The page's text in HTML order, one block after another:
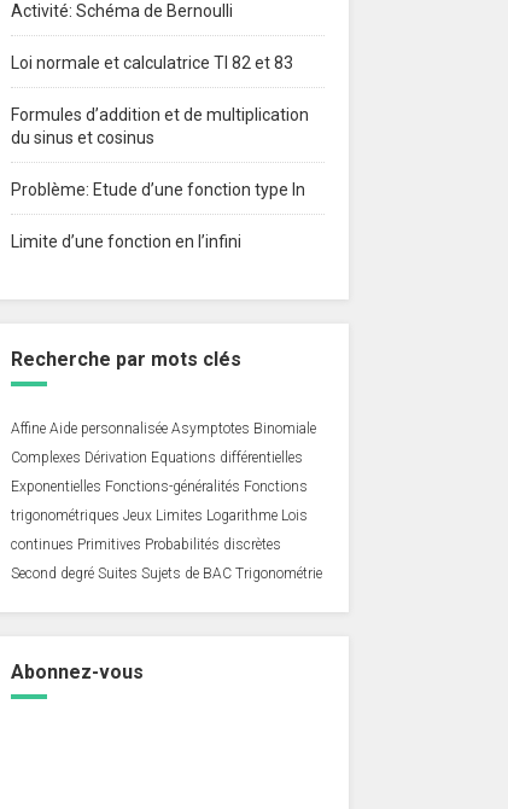
Activité: Schéma de Bernoulli
Loi normale et calculatrice TI 82 et 83
Formules d’addition et de multiplication
du sinus et cosinus
Problème: Etude d’une fonction type ln
Limite d’une fonction en l’infini
Recherche par mots clés
Affine Aide personnalisée Asymptotes Binomiale
Complexes Dérivation Equations différentielles
Exponentielles Fonctions-généralités Fonctions
trigonométriques Jeux Limites Logarithme Lois
continues Primitives Probabilités discrètes
Second degré Suites Sujets de BAC Trigonométrie
Abonnez-vous